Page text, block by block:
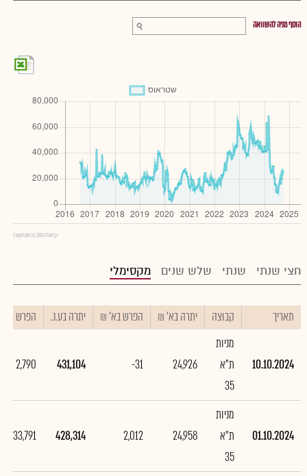
הוסף מניה להשוואה
Copyright (c) 2016 Chart.js
חצי שנתי שנתי שלש שנים מקסימלי
תאריך קבוצה יתרה בא' ₪ הפרש בא' ₪ יתרה בע.נ. הפרש
10.10.2024
מניות
ת"א
35
24,926
-31
431,104
2,790
01.10.2024
מניות
ת"א
35
24,958
2,012
428,314
33,791